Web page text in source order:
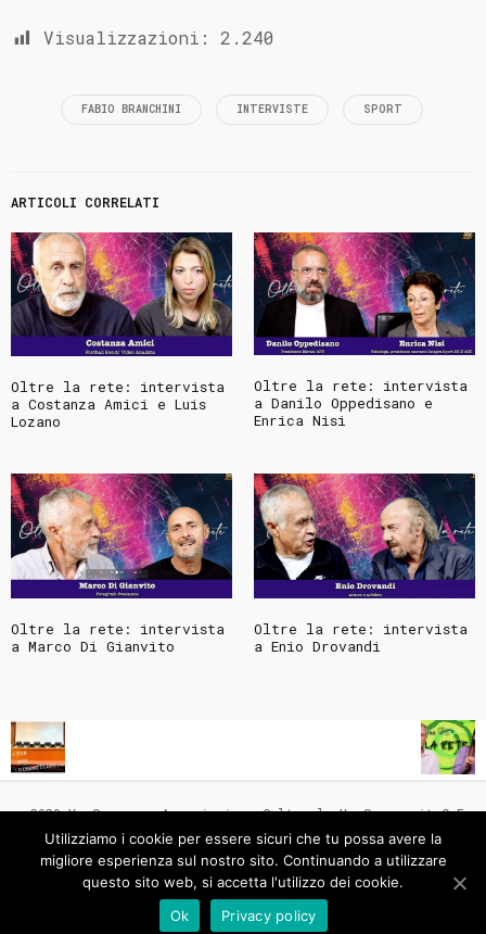
Visualizzazioni: 2.240
FABIO BRANCHINI INTERVISTE SPORT
ARTICOLI CORRELATI
Oltre la rete: intervista
a Costanza Amici e Luis
Lozano
Oltre la rete: intervista
a Danilo Oppedisano e
Enrica Nisi
Oltre la rete: intervista
a Marco Di Gianvito
Oltre la rete: intervista
a Enio Drovandi
© 2020 YouSquare - Associazione Culturale YouSquare.it C.F.
97977290580
Powered by Saturno Consulting for Yousquare.it - Puoi
scriverci a:we@yousquare.it
Seguici su:
Utilizziamo i cookie per essere sicuri che tu possa avere la
migliore esperienza sul nostro sito. Continuando a utilizzare
questo sito web, si accetta l'utilizzo dei cookie.
Ok
Privacy policy